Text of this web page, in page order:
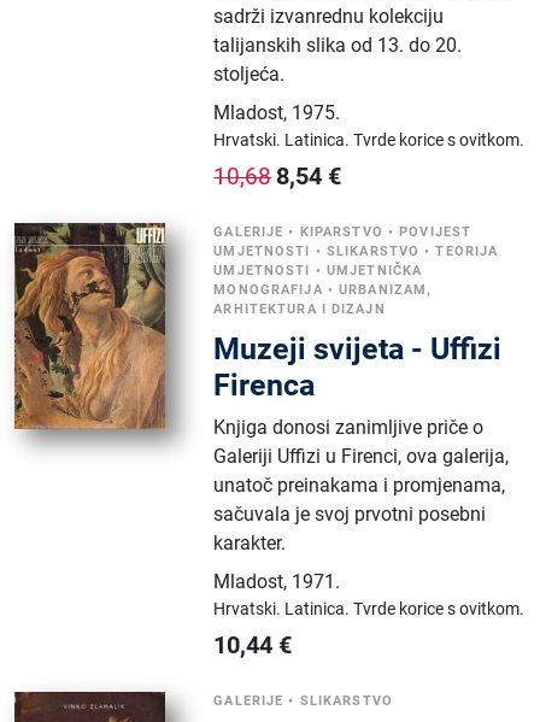
sadrži izvanrednu kolekciju
talijanskih slika od 13. do 20.
stoljeća.
Mladost, 1975.
Hrvatski. Latinica.Tvrde korice s ovitkom.
10,68 8,54 €
GALERIJE • KIPARSTVO •POVIJEST
UMJETNOSTI • SLIKARSTVO •TEORIJA
UMJETNOSTI • UMJETNIČKA
MONOGRAFIJA •URBANIZAM,
ARHITEKTURA I DIZAJN
Muzeji svijeta - Uffizi
Firenca
Knjiga donosi zanimljive priče o
Galeriji Uffizi u Firenci, ova galerija,
unatoč preinakama i promjenama,
sačuvala je svoj prvotni posebni
karakter.
Mladost, 1971.
Hrvatski. Latinica.Tvrde korice s ovitkom.
10,44 €
GALERIJE • SLIKARSTVO